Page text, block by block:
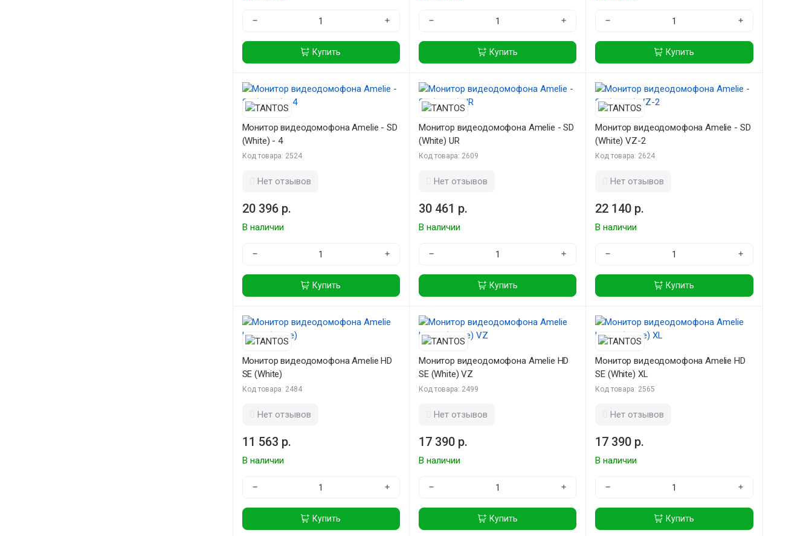
− +
Купить
− +
Купить
− +
Купить
Монитор видеодомофона Amelie - SD
(White) - 4
Код товара: 2524
Нет отзывов
20 396 р.
В наличии
− +
Купить
Монитор видеодомофона Amelie - SD
(White) UR
Код товара: 2609
Нет отзывов
30 461 р.
В наличии
− +
Купить
Монитор видеодомофона Amelie - SD
(White) VZ-2
Код товара: 2624
Нет отзывов
22 140 р.
В наличии
− +
Купить
Монитор видеодомофона Amelie HD
SE (White)
Код товара: 2484
Нет отзывов
11 563 р.
В наличии
− +
Купить
Монитор видеодомофона Amelie HD
SE (White) VZ
Код товара: 2499
Нет отзывов
17 390 р.
В наличии
− +
Купить
Монитор видеодомофона Amelie HD
SE (White) XL
Код товара: 2565
Нет отзывов
17 390 р.
В наличии
− +
Купить